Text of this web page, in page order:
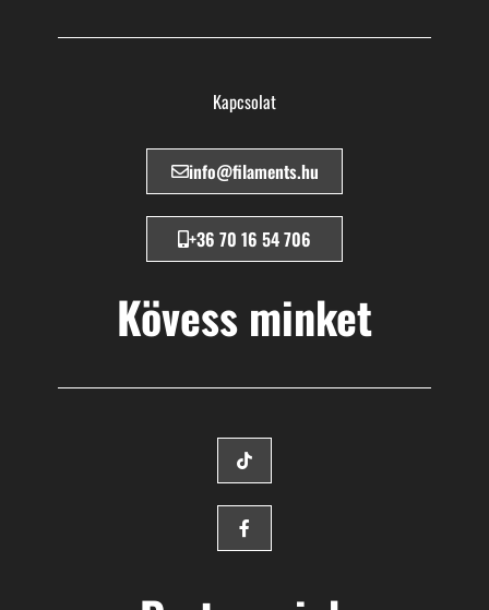
Kapcsolat
info@filaments.hu
+36 70 16 54 706
Kövess minket